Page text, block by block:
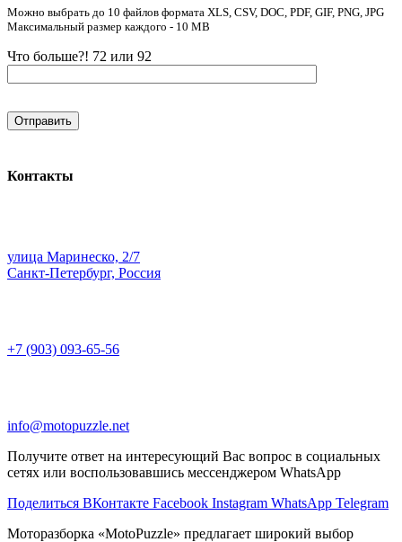
Можно выбрать до 10 файлов формата XLS, CSV, DOC, PDF, GIF, PNG, JPG
Максимальный размер каждого - 10 MB
Что больше?! 72 или 92
Контакты
улица Маринеско, 2/7
Санкт-Петербург, Россия
+7 (903) 093-65-56
info@motopuzzle.net
Получите ответ на интересующий Вас вопрос в социальных
сетях или воспользовавшись мессенджером WhatsApp
Поделиться ВКонтакте Facebook Instagram WhatsApp Telegram
Моторазборка «MotoPuzzle» предлагает широкий выбор